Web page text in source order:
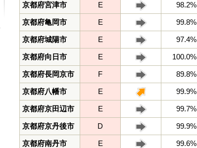
京都府宮津市 E 98.2%
京都府亀岡市 E 99.8%
京都府城陽市 E 97.4%
京都府向日市 E 100.0%
京都府長岡京市 F 89.8%
京都府八幡市 E 99.9%
京都府京田辺市 E 99.7%
京都府京丹後市 D 99.9%
京都府南丹市 E 99.6%